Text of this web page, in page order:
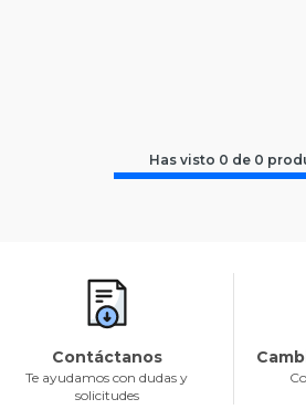
Has visto 0 de 0
Contáctanos
Te ayudamos con dudas y
solicitudes